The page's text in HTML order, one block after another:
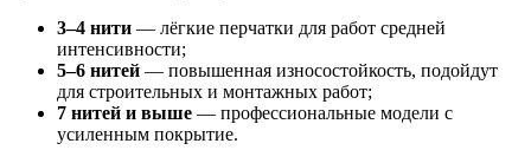
3–4 нити — лёгкие перчатки для работ средней
интенсивности;
5–6 нитей — повышенная износостойкость, подойдут
для строительных и монтажных работ;
7 нитей и выше — профессиональные модели с
усиленным покрытие.